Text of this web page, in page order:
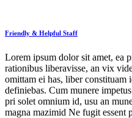
Friendly & Helpful Staff
Lorem ipsum dolor sit amet, ea
rationibus liberavisse, an vix
omittam ei has, liber
definiebas. Cum munere
pri solet omnium id, usu an
magna mazimid Ne fugit essent